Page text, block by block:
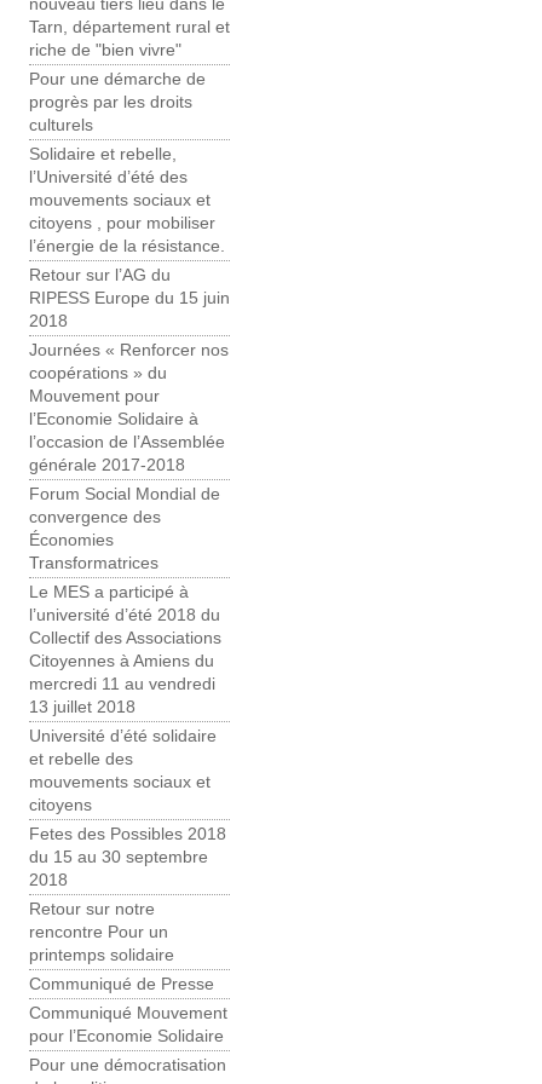
nouveau tiers lieu dans le
Tarn, département rural et
riche de "bien vivre"
Pour une démarche de
progrès par les droits
culturels
Solidaire et rebelle,
l’Université d’été des
mouvements sociaux et
citoyens , pour mobiliser
l’énergie de la résistance.
Retour sur l’AG du
RIPESS Europe du 15 juin
2018
Journées « Renforcer nos
coopérations » du
Mouvement pour
l’Economie Solidaire à
l’occasion de l’Assemblée
générale 2017-2018
Forum Social Mondial de
convergence des
Économies
Transformatrices
Le MES a participé à
l’université d’été 2018 du
Collectif des Associations
Citoyennes à Amiens du
mercredi 11 au vendredi
13 juillet 2018
Université d’été solidaire
et rebelle des
mouvements sociaux et
citoyens
Fetes des Possibles 2018
du 15 au 30 septembre
2018
Retour sur notre
rencontre Pour un
printemps solidaire
Communiqué de Presse
Communiqué Mouvement
pour l’Economie Solidaire
Pour une démocratisation